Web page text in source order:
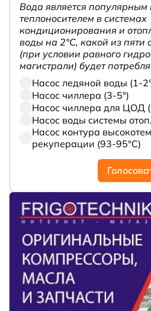
Вода является популярным
теплоносителем в системах
кондиционирования и
воды на 2°С, какой из пяти
(при условии равного
магистрали) будет
Насос ледяной воды (1-
Насос чиллера (3-5°)
Насос чиллера для ЦОД
Насос воды системы
Насос контура
рекуперации (93-95°С)